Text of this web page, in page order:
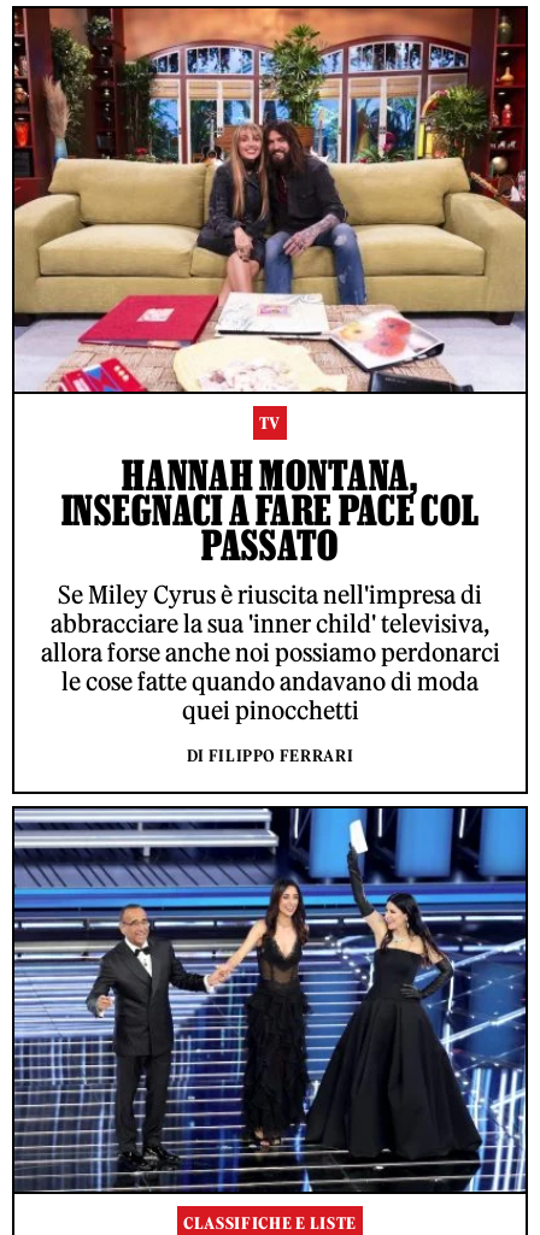
TV
HANNAH MONTANA,
INSEGNACI A FARE PACE COL
PASSATO
Se Miley Cyrus è riuscita nell'impresa di
abbracciare la sua 'inner child' televisiva,
allora forse anche noi possiamo perdonarci
le cose fatte quando andavano di moda
quei pinocchetti
DI FILIPPO FERRARI
CLASSIFICHE E LISTE